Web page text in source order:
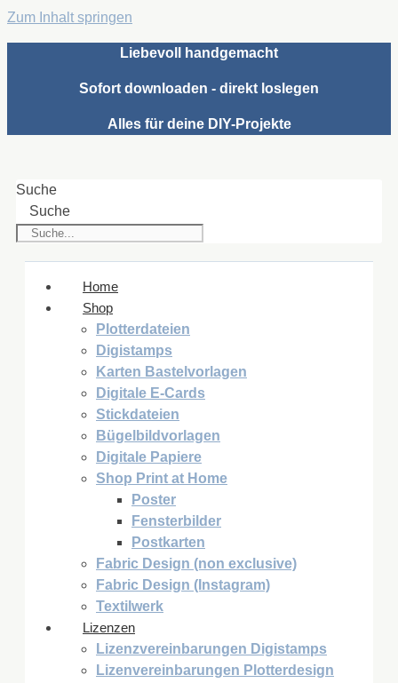
Zum Inhalt springen
Liebevoll handgemacht
Sofort downloaden - direkt loslegen
Alles für deine DIY-Projekte
Suche
Suche
Home
Shop
Plotterdateien
Digistamps
Karten Bastelvorlagen
Digitale E-Cards
Stickdateien
Bügelbildvorlagen
Digitale Papiere
Shop Print at Home
Poster
Fensterbilder
Postkarten
Fabric Design (non exclusive)
Fabric Design (Instagram)
Textilwerk
Lizenzen
Lizenzvereinbarungen Digistamps
Lizenvereinbarungen Plotterdesign